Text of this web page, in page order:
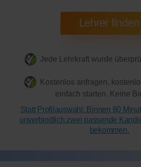
Jede Lehrkraft wurde
Kostenlos anfragen,
einfach starten. Keine
Statt Profilauswahl: Binnen 60
unverbindlich zwei passende
bekommen.